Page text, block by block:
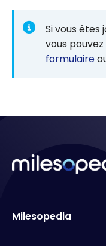
Si vous êtes
vous
formulaire
Milesopedia